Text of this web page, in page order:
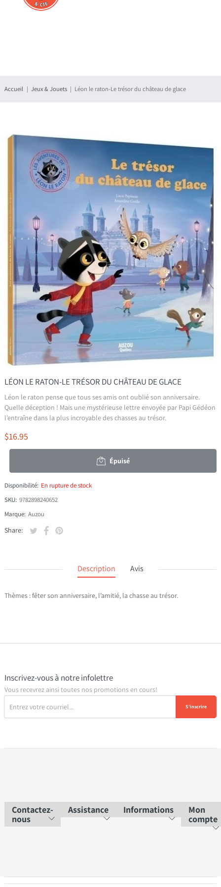
Accueil Jeux & Jouets Léon le raton-Le trésor du château de glace
LÉON LE RATON-LE TRÉSOR DU CHÂTEAU DE GLACE
Léon le raton pense que tous ses amis ont oublié son anniversaire.
Quelle déception ! Mais une mystérieuse lettre envoyée par Papi Gédéon
l’entraîne dans la plus incroyable des chasses au trésor.
$16.95
Épuisé
Disponibilité: En rupture de stock
SKU: 9782898240652
Marque: Auzou
Share: Tweeter sur Twitter
S'ouvre dans une nouvelle fenêtre.
Partager sur Facebook
S'ouvre dans une nouvelle fenêtre.
Épingler sur Pinterest
S'ouvre dans une nouvelle fenêtre.
Description Avis
Thèmes : fêter son anniversaire, l’amitié, la chasse au trésor.
Inscrivez-vous à notre infolettre
Vous recevrez ainsi toutes nos promotions en cours!
S'inscrire
Contactez-
nous
Assistance Informations
Mon
compte